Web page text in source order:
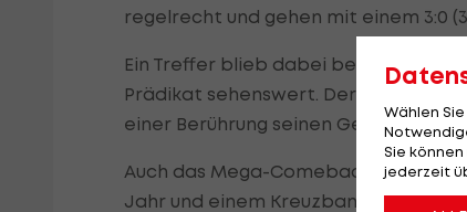
regelrecht und gehen mit einem 3:0
Ein Treffer blieb dabei besonders in
Prädikat sehenswert. Der Franzose
einer Berührung seinen
Auch das Mega-Comeback von
Jahr und einem Kreuzbandriss
Wählen
Sie
jederzeit